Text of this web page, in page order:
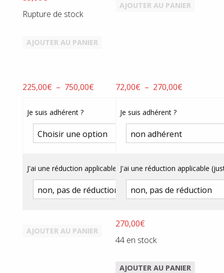
Rupture de stock
AJOUTER AU PANIER
AJOUTER AU PANIER
225,00€ – 750,00€Plage
225,00€
à
Je suis adhérent ?
J'ai une réduction applicable (justificatif obligatoire) ?
AJOUTER AU PANIER
72,00€ – 270,00€
72,00€
Je suis adhérent ?
J'ai une réduction applicable
270,00€
44 en stock
AJOUTER AU PANIER